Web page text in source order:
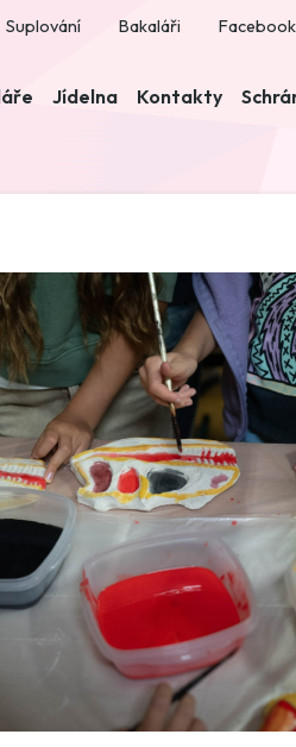
Suplování Bakaláři Facebook
Jídelna Kontakty